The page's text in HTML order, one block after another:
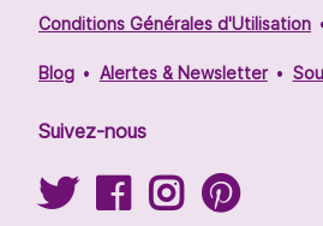
Conditions Générales d'Utilisation
Blog Alertes & Newsletter
Suivez-nous